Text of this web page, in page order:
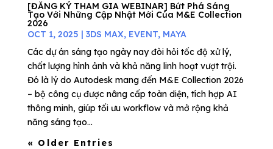
[ĐĂNG KÝ THAM GIA WEBINAR] Bứt Phá Sáng
Tạo Với Những Cập Nhật Mới Của M&E Collection
2026
OCT 1, 2025 | 3DS MAX, EVENT, MAYA
Các dự án sáng tạo ngày nay đòi hỏi tốc độ xử lý,
chất lượng hình ảnh và khả năng linh hoạt vượt trội.
Đó là lý do Autodesk mang đến M&E Collection 2026
– bộ công cụ được nâng cấp toàn diện, tích hợp AI
thông minh, giúp tối ưu workflow và mở rộng khả
năng sáng tạo...
« Older Entries